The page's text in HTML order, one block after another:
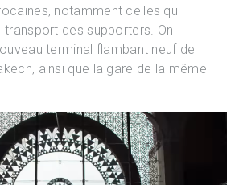
notamment celles qui
transport des supporters. On
terminal flambant neuf de
ainsi que la gare de la même